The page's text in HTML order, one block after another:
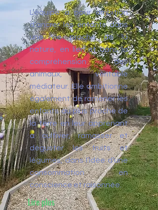
L’équipe a pour ambition
d’ancrer les enfants dans
une vie proche de la
nature, en lien et dans la
compréhension des
animaux, véritable
médiateur. Elle ambitionne
également de ramener les
enfants au plus proche de
la terre en leur apprenant
à cultiver, ramasser et
déguster les fruits et
légumes, dans l’idée d’une
consommation en
conscience et raisonnée.
Lire plus